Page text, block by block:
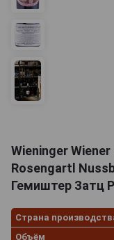
Wieninger
Rosengartl
Гемиштер Затц
Страна
Объём